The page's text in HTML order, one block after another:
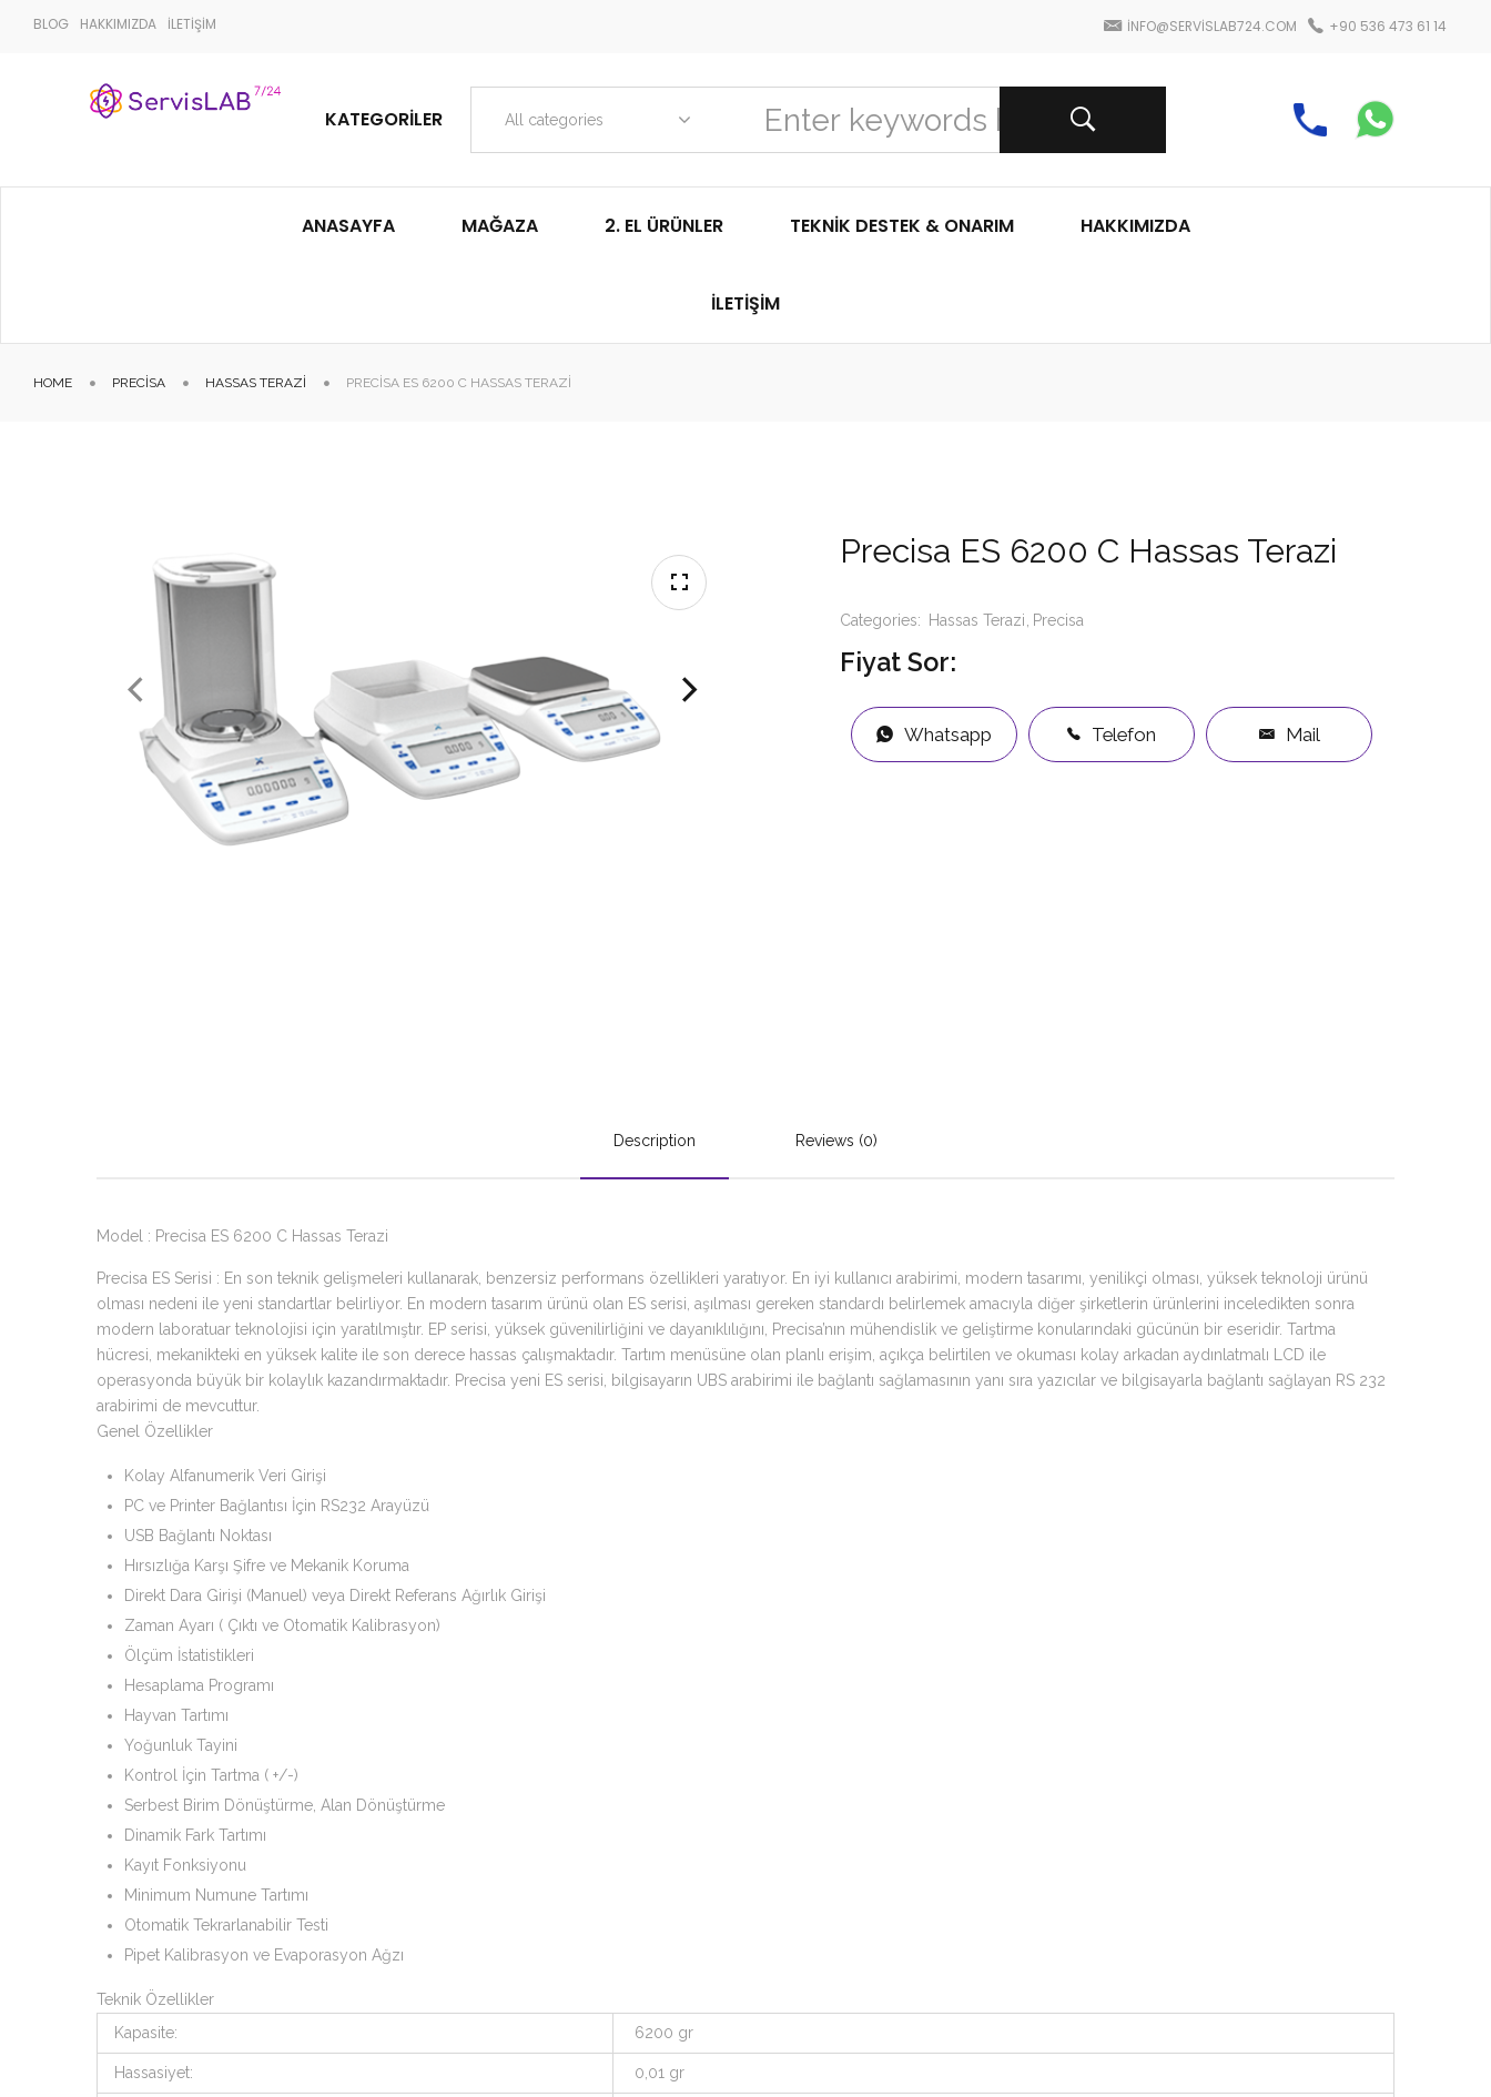
BLOG HAKKIMIZDA İLETİŞİM INFO@SERVISLAB724.COM +90 536 473 61 14
KATEGORILER All categories
ANASAYFA MAĞAZA 2. EL ÜRÜNLER TEKNIK DESTEK & ONARIM HAKKIMIZDA
İLETIŞIM
HOME PRECISA HASSAS TERAZI PRECISA ES 6200 C HASSAS TERAZI
Precisa ES 6200 C Hassas Terazi
Categories: Hassas Terazi Precisa
Fiyat Sor:
Whatsapp Telefon Mail
Description Reviews (0)
Model : Precisa ES 6200 C Hassas Terazi
Precisa ES Serisi : En son teknik gelişmeleri kullanarak, benzersiz performans özellikleri yaratıyor. En iyi kullanıcı arabirimi, modern tasarımı, yenilikçi olması, yüksek teknoloji ürünü
olması nedeni ile yeni standartlar belirliyor. En modern tasarım ürünü olan ES serisi, aşılması gereken standardı belirlemek amacıyla diğer şirketlerin ürünlerini inceledikten sonra
modern laboratuar teknolojisi için yaratılmıştır. EP serisi, yüksek güvenilirliğini ve dayanıklılığını, Precisa’nın mühendislik ve geliştirme konularındaki gücünün bir eseridir. Tartma
hücresi, mekanikteki en yüksek kalite ile son derece hassas çalışmaktadır. Tartım menüsüne olan planlı erişim, açıkça belirtilen ve okuması kolay arkadan aydınlatmalı LCD ile
operasyonda büyük bir kolaylık kazandırmaktadır. Precisa yeni ES serisi, bilgisayarın UBS arabirimi ile bağlantı sağlamasının yanı sıra yazıcılar ve bilgisayarla bağlantı sağlayan RS 232
arabirimi de mevcuttur.
Genel Özellikler
Kolay Alfanumerik Veri Girişi
PC ve Printer Bağlantısı İçin RS232 Arayüzü
USB Bağlantı Noktası
Hırsızlığa Karşı Şifre ve Mekanik Koruma
Direkt Dara Girişi (Manuel) veya Direkt Referans Ağırlık Girişi
Zaman Ayarı ( Çıktı ve Otomatik Kalibrasyon)
Ölçüm İstatistikleri
Hesaplama Programı
Hayvan Tartımı
Yoğunluk Tayini
Kontrol İçin Tartma ( +/-)
Serbest Birim Dönüştürme, Alan Dönüştürme
Dinamik Fark Tartımı
Kayıt Fonksiyonu
Minimum Numune Tartımı
Otomatik Tekrarlanabilir Testi
Pipet Kalibrasyon ve Evaporasyon Ağzı
Teknik Özellikler
Kapasite:
6200 gr
Hassasiyet: 0,01 gr